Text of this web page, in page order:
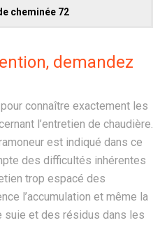
cheminée 72
demandez
connaître exactement les
l’entretien de chaudière.
est indiqué dans ce
des difficultés inhérentes
trop espacé des
l’accumulation et même la
et des résidus dans les